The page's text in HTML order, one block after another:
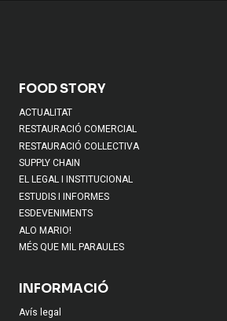
FOOD STORY
ACTUALITAT
RESTAURACIÓ COMERCIAL
RESTAURACIÓ COL·LECTIVA
SUPPLY CHAIN
EL LEGAL I INSTITUCIONAL
ESTUDIS I INFORMES
ESDEVENIMENTS
ALO MARIO!
MÉS QUE MIL PARAULES
INFORMACIÓ
Avís legal